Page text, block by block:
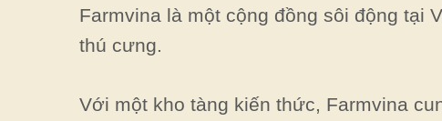
Farmvina là một cộng đồng sôi động tại
thú cưng.
Với một kho tàng kiến thức, Farmvina